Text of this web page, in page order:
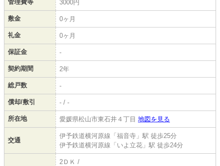
管理費等 3000円
敷金 0ヶ月
礼金 0ヶ月
保証金 -
契約期間 2年
総戸数 -
償却/敷引 - / -
所在地 愛媛県松山市東石井４丁目 地図を見る
交通
伊予鉄道横河原線「福音寺」駅 徒歩25分
伊予鉄道横河原線「いよ立花」駅 徒歩24分
2ＤＫ /